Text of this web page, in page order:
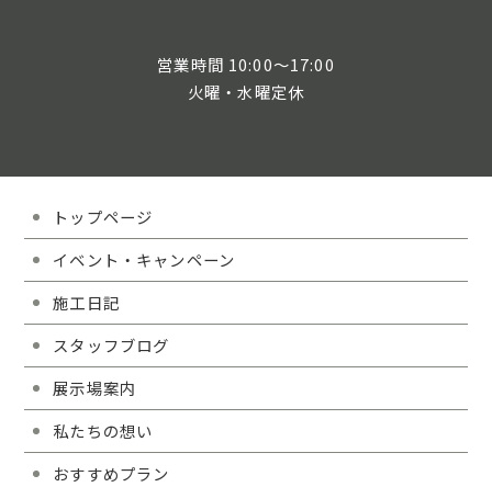
営業時間 10:00～17:00
火曜・水曜定休
トップページ
イベント・キャンペーン
施工日記
スタッフブログ
展示場案内
私たちの想い
おすすめプラン